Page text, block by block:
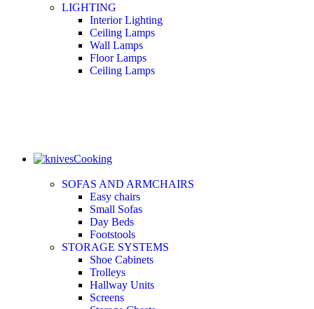
LIGHTING
Interior Lighting
Ceiling Lamps
Wall Lamps
Floor Lamps
Ceiling Lamps
Cooking
SOFAS AND ARMCHAIRS
Easy chairs
Small Sofas
Day Beds
Footstools
STORAGE SYSTEMS
Shoe Cabinets
Trolleys
Hallway Units
Screens